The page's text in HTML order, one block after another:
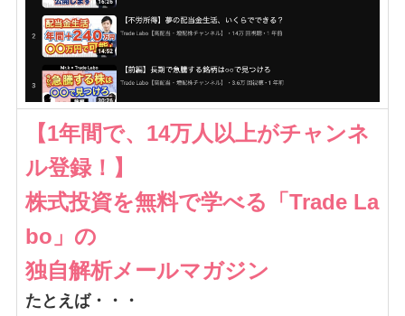
【1年間で、14万人以上がチャンネ
ル登録！】
株式投資を無料で学べる「Trade La
bo」の
独自解析メールマガジン
たとえば・・・